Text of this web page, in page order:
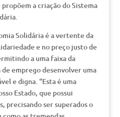
a criação do Sistema
Solidária é a vertente da
e no preço justo de
a uma faixa da
emprego desenvolver uma
e digna. “Esta é uma
Estado, que possui
precisando ser superados o